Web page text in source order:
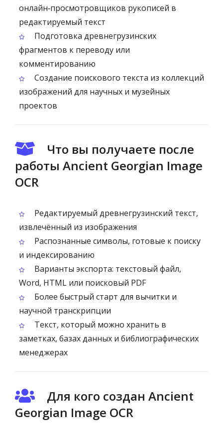
онлайн‑просмотровщиков рукописей в
редактируемый текст
Подготовка древнегрузинских
фрагментов к переводу или
комментированию
Создание поискового текста из коллекций
изображений для научных и музейных
проектов
Что вы получаете после
работы Ancient Georgian Image
OCR
Редактируемый древнегрузинский текст,
извлечённый из изображения
Распознанные символы, готовые к поиску
и индексированию
Варианты экспорта: текстовый файл,
Word, HTML или поисковый PDF
Более быстрый старт для вычитки и
научной транскрипции
Текст, который можно хранить в
заметках, базах данных и библиографических
менеджерах
Для кого создан Ancient
Georgian Image OCR